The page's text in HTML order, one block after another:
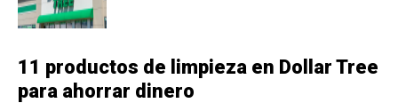
11 productos de limpieza en Dollar Tree
para ahorrar dinero